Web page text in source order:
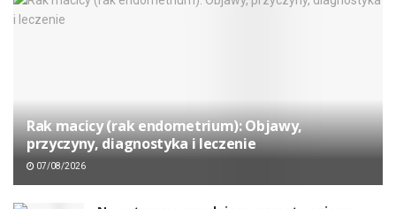
Rak macicy (rak endometrium): Objawy,
przyczyny, diagnostyka i leczenie
07/08/2026